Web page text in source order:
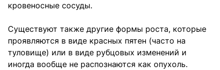
кровеносные сосуды.
Существуют также другие формы роста, которые
проявляются в виде красных пятен (часто на
туловище) или в виде рубцовых изменений и
иногда вообще не распознаются как опухоль.